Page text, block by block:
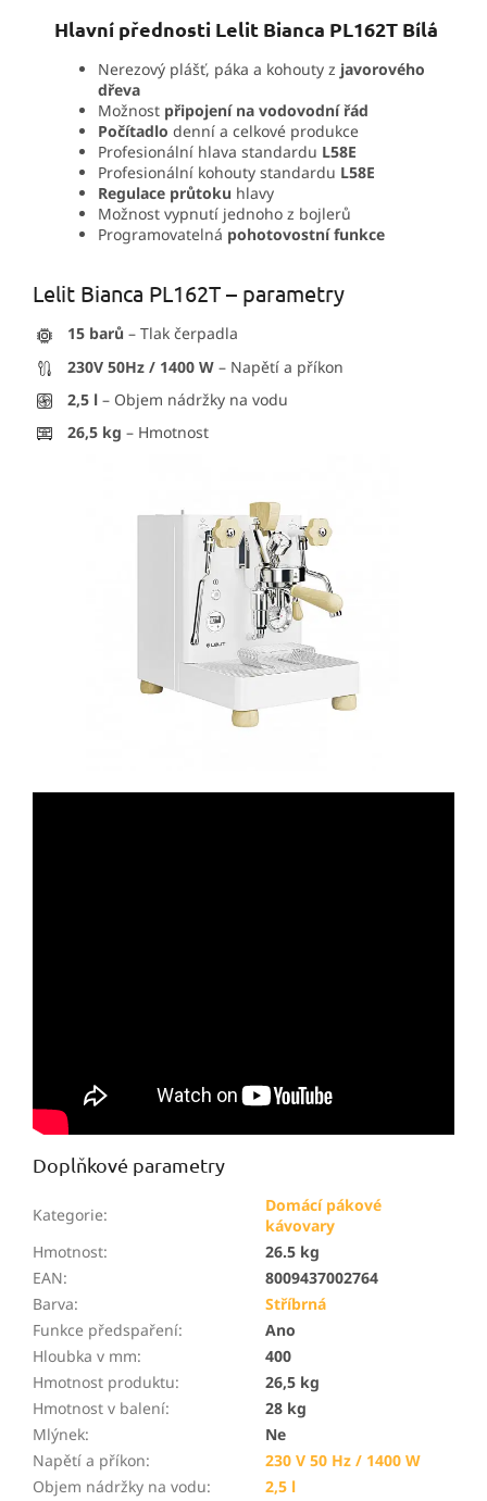
Hlavní přednosti Lelit Bianca PL162T Bílá
Nerezový plášť, páka a kohouty z javorového
dřeva
Možnost připojení na vodovodní řád
Počítadlo denní a celkové produkce
Profesionální hlava standardu L58E
Profesionální kohouty standardu L58E
Regulace průtoku hlavy
Možnost vypnutí jednoho z bojlerů
Programovatelná pohotovostní funkce
Lelit Bianca PL162T – parametry
15 barů – Tlak čerpadla
230V 50Hz / 1400 W – Napětí a příkon
2,5 l – Objem nádržky na vodu
26,5 kg – Hmotnost
Doplňkové parametry
Kategorie:
Domácí pákové
kávovary
Hmotnost:
26.5 kg
EAN:
8009437002764
Barva:
Stříbrná
Funkce předspaření:
Ano
Hloubka v mm:
400
Hmotnost produktu:
26,5 kg
Hmotnost v balení:
28 kg
Mlýnek:
Ne
Napětí a příkon:
230 V 50 Hz / 1400 W
Objem nádržky na vodu:
2,5 l